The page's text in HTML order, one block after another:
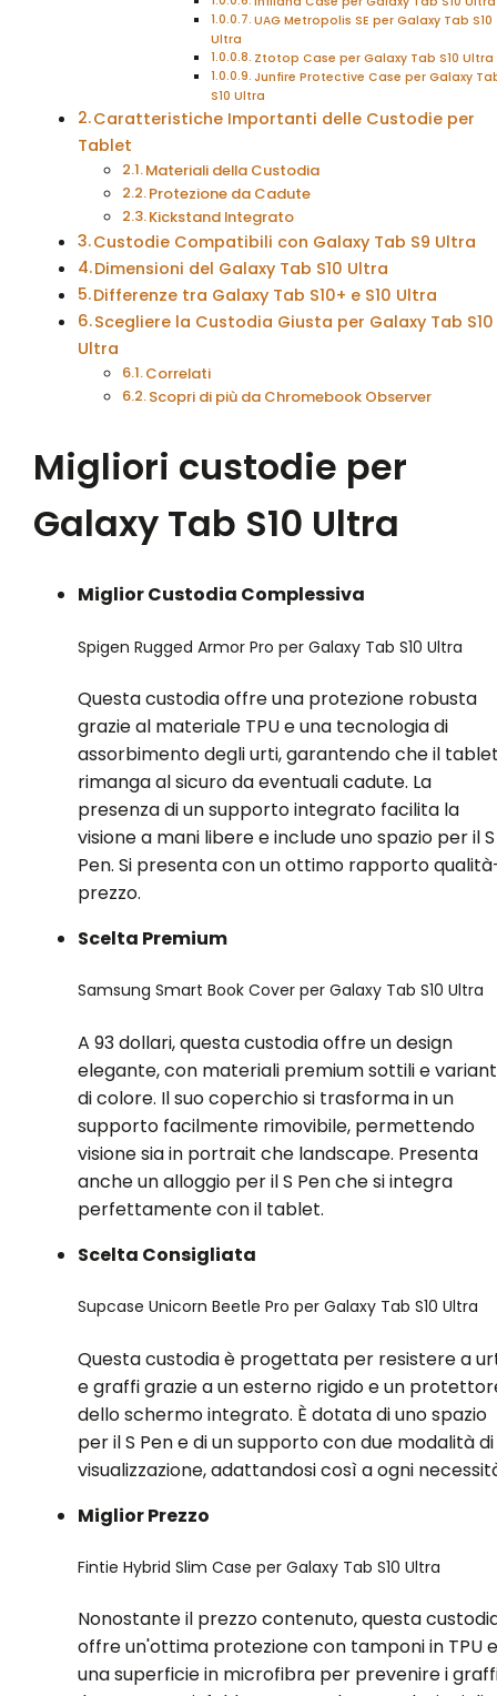
UAG Metropolis SE per Galaxy Tab S10
Ultra
Ztotop Case per Galaxy Tab S10 Ultra
Junfire Protective Case per Galaxy
S10 Ultra
Caratteristiche Importanti delle Custodie per
Tablet
Materiali della Custodia
Protezione da Cadute
Kickstand Integrato
Custodie Compatibili con Galaxy Tab S9 Ultra
Dimensioni del Galaxy Tab S10 Ultra
Differenze tra Galaxy Tab S10+ e S10 Ultra
Scegliere la Custodia Giusta per Galaxy Tab S10
Ultra
Correlati
Scopri di più da Chromebook Observer
Migliori custodie per
Galaxy Tab S10 Ultra
Miglior Custodia Complessiva
Spigen Rugged Armor Pro per Galaxy Tab S10 Ultra
Questa custodia offre una protezione robusta
grazie al materiale TPU e una tecnologia di
assorbimento degli urti, garantendo che il
rimanga al sicuro da eventuali cadute. La
presenza di un supporto integrato facilita la
visione a mani libere e include uno spazio per il S
Pen. Si presenta con un ottimo rapporto
prezzo.
Scelta Premium
Samsung Smart Book Cover per Galaxy Tab S10 Ultra
A 93 dollari, questa custodia offre un design
elegante, con materiali premium sottili e
di colore. Il suo coperchio si trasforma in un
supporto facilmente rimovibile, permettendo
visione sia in portrait che landscape. Presenta
anche un alloggio per il S Pen che si integra
perfettamente con il tablet.
Scelta Consigliata
Supcase Unicorn Beetle Pro per Galaxy Tab S10 Ultra
Questa custodia è progettata per resistere a
e graffi grazie a un esterno rigido e un
dello schermo integrato. È dotata di uno spazio
per il S Pen e di un supporto con due modalità di
visualizzazione, adattandosi così a ogni
Miglior Prezzo
Fintie Hybrid Slim Case per Galaxy Tab S10 Ultra
Nonostante il prezzo contenuto, questa
offre un'ottima protezione con tamponi in TPU e
una superficie in microfibra per prevenire i